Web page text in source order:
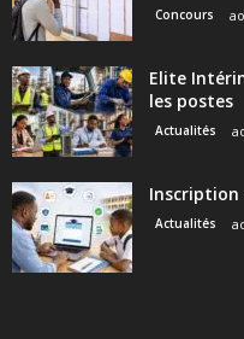
Concours
Elite
les postes
Actualités
Inscription
Actualités